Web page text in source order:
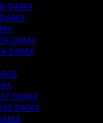
DAMA
DAMA
DAMA
DAMA
DAMA